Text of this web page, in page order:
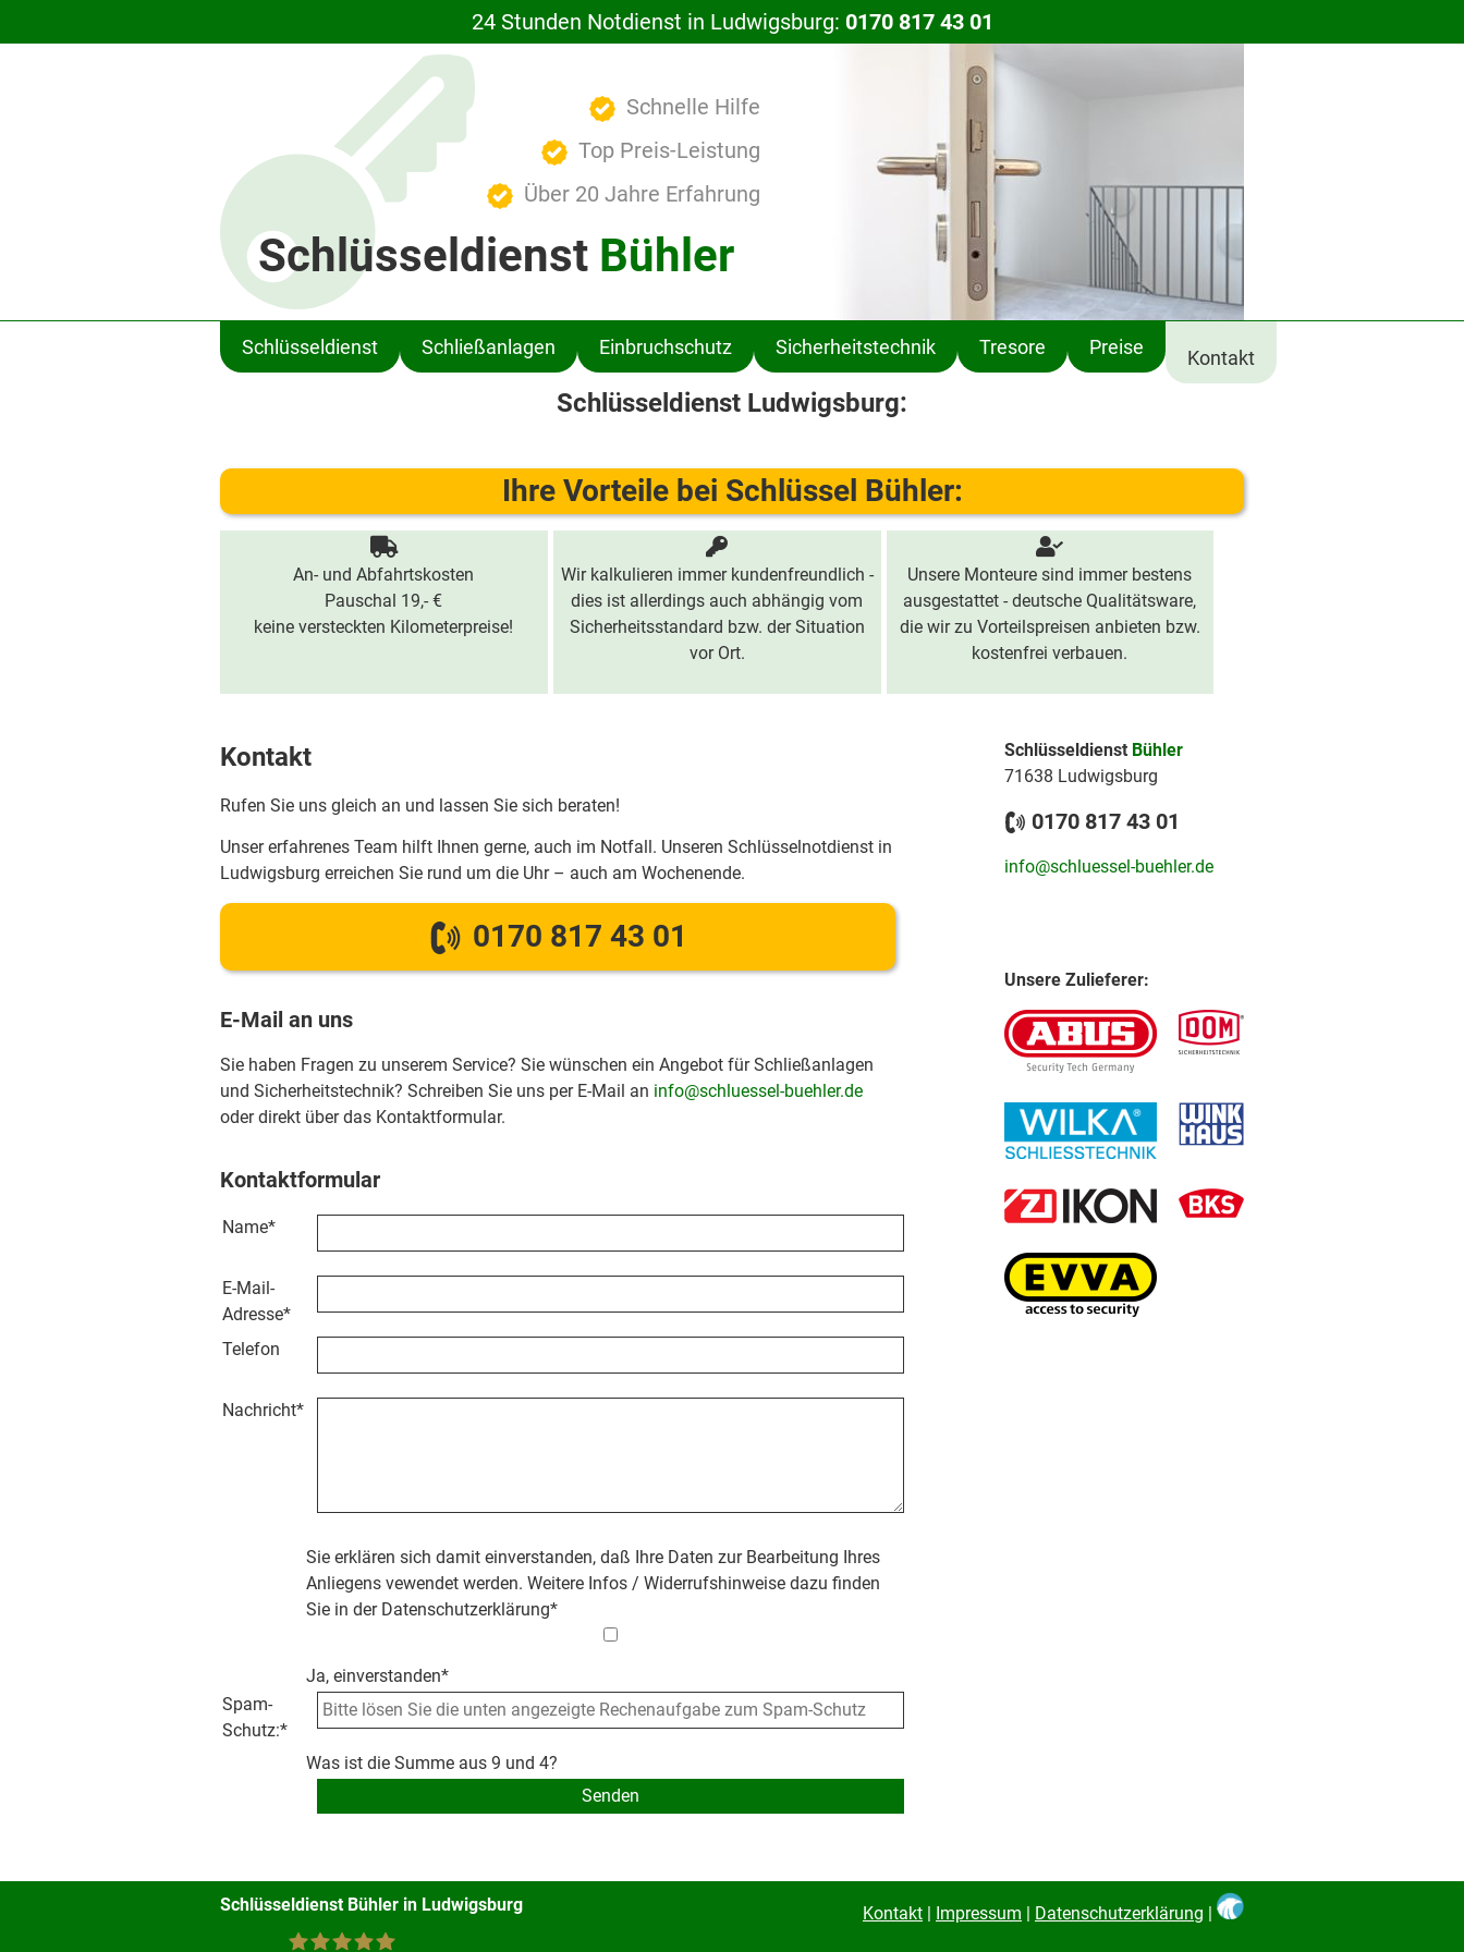
24 Stunden Notdienst in Ludwigsburg: 0170 817 43 01
Schnelle Hilfe
Top Preis-Leistung
Über 20 Jahre Erfahrung
Schlüsseldienst Bühler
Schlüsseldienst Schließanlagen Einbruchschutz Sicherheitstechnik Tresore Preise Kontakt
Schlüsseldienst Ludwigsburg:
Ihre Vorteile bei Schlüssel Bühler:
An- und Abfahrtskosten
Pauschal 19,- €
keine versteckten Kilometerpreise!
Wir kalkulieren immer kundenfreundlich -
dies ist allerdings auch abhängig vom
Sicherheitsstandard bzw. der Situation
vor Ort.
Unsere Monteure sind immer bestens
ausgestattet - deutsche Qualitätsware,
die wir zu Vorteilspreisen anbieten bzw.
kostenfrei verbauen.
Kontakt
Rufen Sie uns gleich an und lassen Sie sich beraten!
Unser erfahrenes Team hilft Ihnen gerne, auch im Notfall. Unseren Schlüsselnotdienst in
Ludwigsburg erreichen Sie rund um die Uhr – auch am Wochenende.
0170 817 43 01
E-Mail an uns
Sie haben Fragen zu unserem Service? Sie wünschen ein Angebot für Schließanlagen
und Sicherheitstechnik? Schreiben Sie uns per E-Mail an info@schluessel-buehler.de
oder direkt über das Kontaktformular.
Kontaktformular
Name*
E-Mail-
Adresse*
Telefon
Nachricht*
Sie erklären sich damit einverstanden, daß Ihre Daten zur Bearbeitung Ihres
Anliegens vewendet werden. Weitere Infos / Widerrufshinweise dazu finden
Sie in der Datenschutzerklärung*
Ja, einverstanden*
Spam-
Schutz:*
Was ist die Summe aus 9 und 4?
Schlüsseldienst Bühler
71638 Ludwigsburg
0170 817 43 01
info@schluessel-buehler.de
Unsere Zulieferer:
Schlüsseldienst Bühler in Ludwigsburg Kontakt | Impressum | Datenschutzerklärung |